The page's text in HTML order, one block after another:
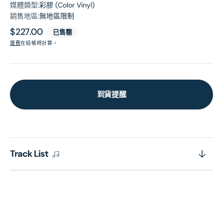
媒體類型:彩膠 (Color Vinyl)
銷售地區:無地區限制
原
價
$227.00 已售罄
運費在結帳時計算。
到貨提醒
Track List